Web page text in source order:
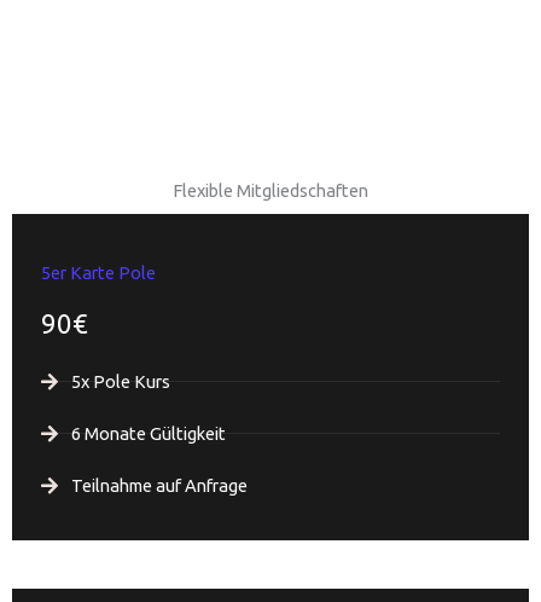
Flexible Mitgliedschaften
5er Karte Pole
90€
5x Pole Kurs
6 Monate Gültigkeit
Teilnahme auf Anfrage